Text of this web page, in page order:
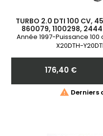
TURBO 2.0 DTI 100 CV,
860079, 1100298,
T911231,
Année 1997-Puissance
X20DTH-
Prix
176,40 €
 Derniers